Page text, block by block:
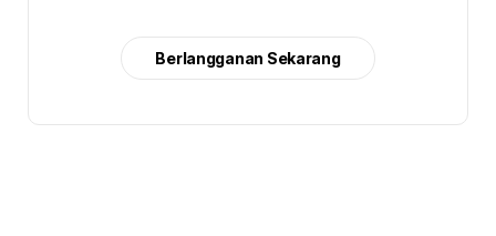
Berlangganan Sekarang